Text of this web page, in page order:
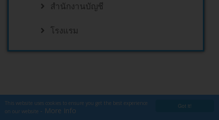
Got it!
This website uses cookies to ensure you get the best experience
on our website - More Info
สำนักงานบัญชี
โรงแรม